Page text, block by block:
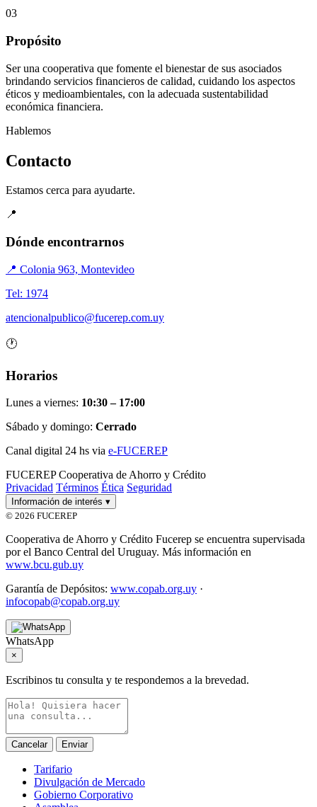
03
Propósito
Ser una cooperativa que fomente el bienestar de sus asociados
brindando servicios financieros de calidad, cuidando los aspectos
éticos y medioambientales, con la adecuada sustentabilidad
económica financiera.
Hablemos
Contacto
Estamos cerca para ayudarte.
📍
Dónde encontrarnos
📍 Colonia 963, Montevideo
Tel: 1974
atencionalpublico@fucerep.com.uy
🕐
Horarios
Lunes a viernes: 10:30 – 17:00
Sábado y domingo: Cerrado
Canal digital 24 hs via e-FUCEREP
FUCEREP Cooperativa de Ahorro y Crédito
Privacidad Términos Ética Seguridad
Información de interés ▾
© 2026 FUCEREP
Cooperativa de Ahorro y Crédito Fucerep se encuentra supervisada
por el Banco Central del Uruguay. Más información en
www.bcu.gub.uy
Garantía de Depósitos: www.copab.org.uy ·
infocopab@copab.org.uy
WhatsApp
×
Escribinos tu consulta y te respondemos a la brevedad.
Cancelar Enviar
Tarifario
Divulgación de Mercado
Gobierno Corporativo